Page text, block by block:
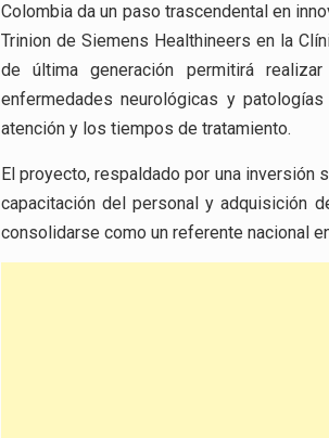
Colombia da un paso trascendental en
Trinion de Siemens Healthineers en la
de última generación permitirá
enfermedades neurológicas y
atención y los tiempos de tratamiento.
El proyecto, respaldado por una inversión
capacitación del personal y adquisición
consolidarse como un referente nacional